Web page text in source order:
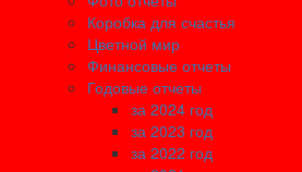
Коробка для счастья
Цветной мир
Финансовые отчеты
Годовые отчеты
за 2024 год
за 2023 год
за 2022 год